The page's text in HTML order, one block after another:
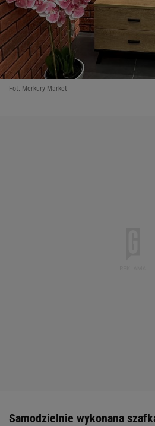
Fot. Merkury Market
Samodzielnie wykonana